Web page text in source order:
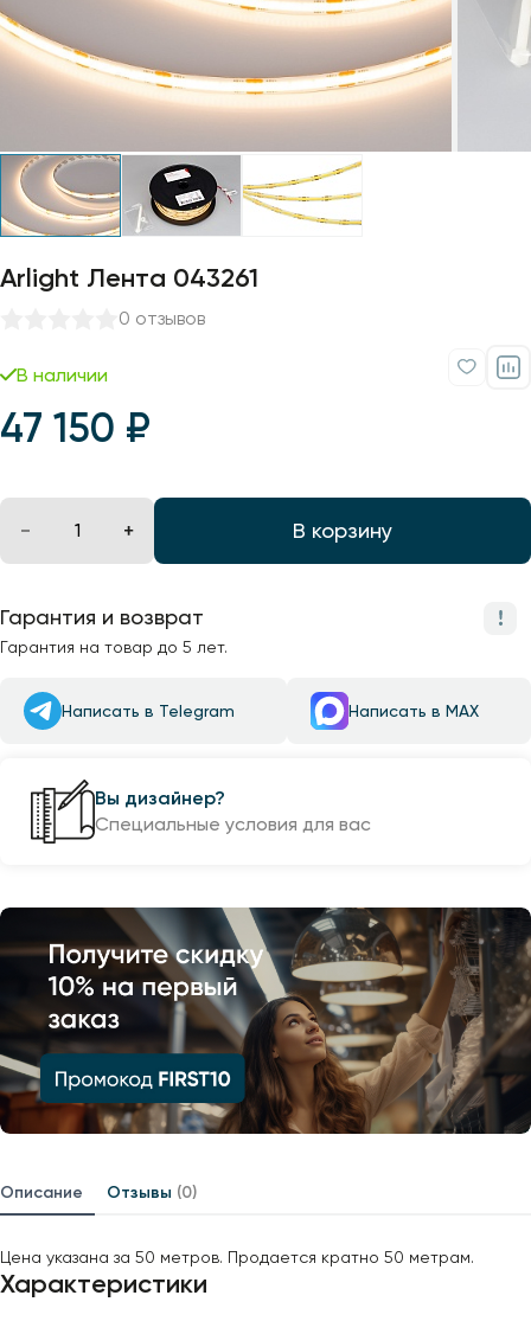
Arlight Лента 043261
0 отзывов
В наличии
47 150 ₽
В корзину
Гарантия и возврат
Гарантия на товар до 5 лет.
Написать в Telegram Написать в MAX
Вы дизайнер?
Специальные условия для вас
Описание Отзывы (0)
Цена указана за 50 метров. Продается кратно 50 метрам.
Характеристики
Профили для ленты
Лампочки